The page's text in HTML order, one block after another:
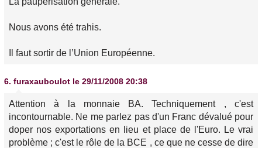
Nous avons été trahis.
Il faut sortir de l’Union Européenne.
6. furaxauboulot le 29/11/2008 20:38
Attention à la monnaie BA. Techniquement , c'est
incontournable. Ne me parlez pas d'un Franc dévalué pour
doper nos exportations en lieu et place de l'Euro. Le vrai
problème ; c'est le rôle de la BCE , ce que ne cesse de dire